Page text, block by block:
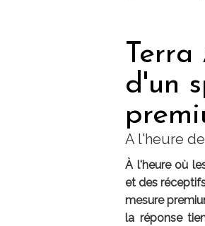
d'un
A l'heure
À l'heure où
et des
mesure
la réponse